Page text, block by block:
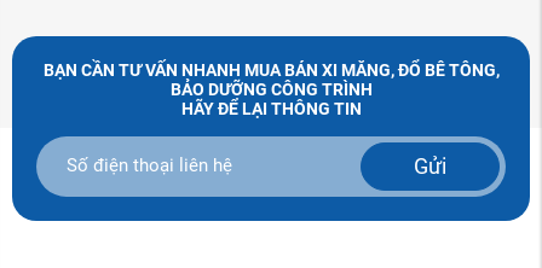
BẠN CẦN TƯ VẤN NHANH MUA BÁN XI MĂNG, ĐỔ BÊ TÔNG,
BẢO DƯỠNG CÔNG TRÌNH
HÃY ĐỂ LẠI THÔNG TIN
Gửi